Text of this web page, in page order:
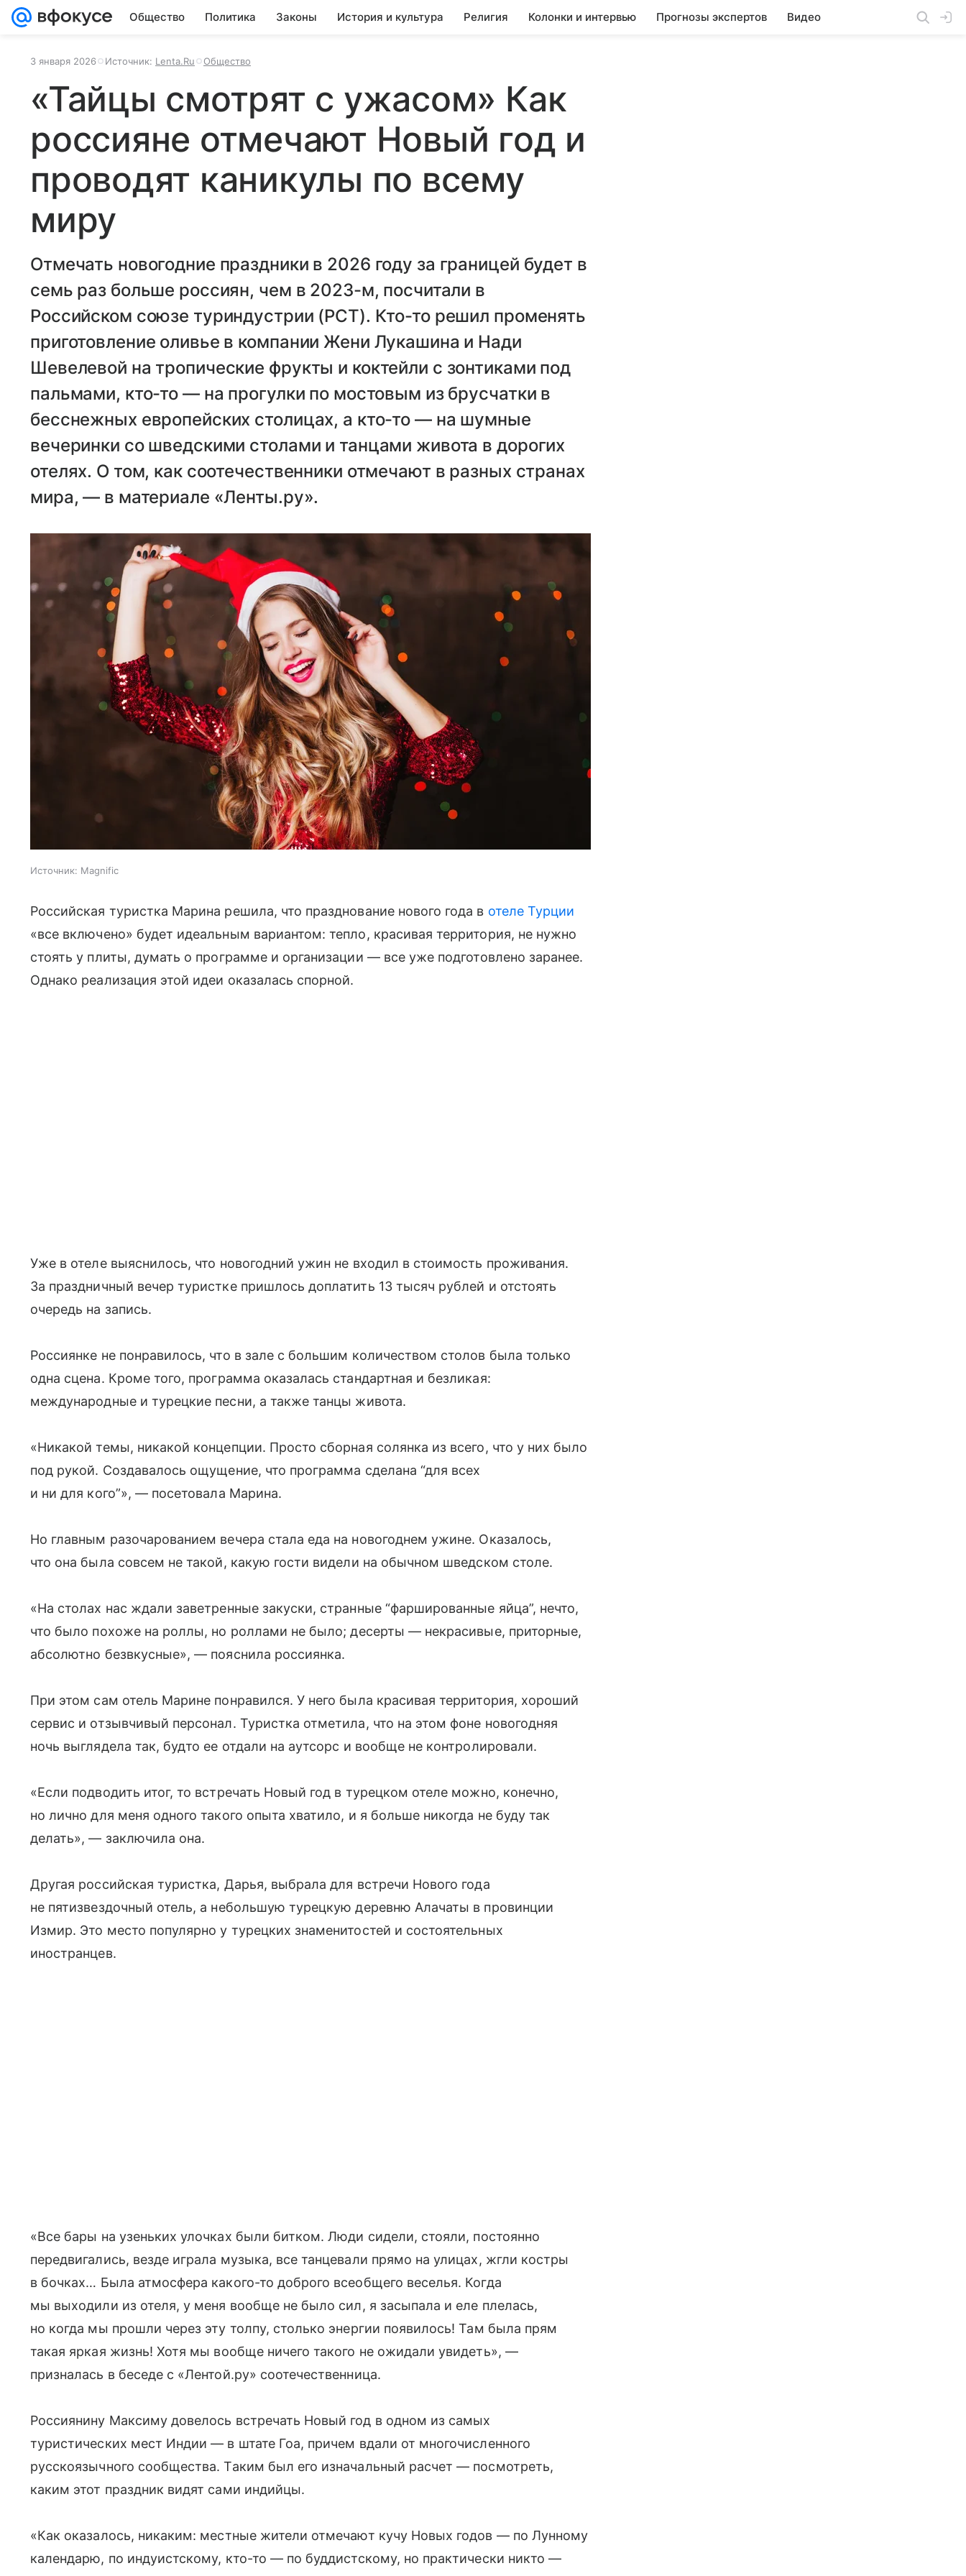
Общество Политика Законы История и культура Религия Колонки и интервью Прогнозы экспертов Видео
3 января 2026 Источник: Lenta.Ru Общество
«Тайцы смотрят с ужасом» Как
россияне отмечают Новый год и
проводят каникулы по всему
миру
Отмечать новогодние праздники в 2026 году за границей будет в
семь раз больше россиян, чем в 2023-м, посчитали в
Российском союзе туриндустрии (РСТ). Кто-то решил променять
приготовление оливье в компании Жени Лукашина и Нади
Шевелевой на тропические фрукты и коктейли с зонтиками под
пальмами, кто-то — на прогулки по мостовым из брусчатки в
бесснежных европейских столицах, а кто-то — на шумные
вечеринки со шведскими столами и танцами живота в дорогих
отелях. О том, как соотечественники отмечают в разных странах
мира, — в материале «Ленты.ру».
Источник: Magnific
Российская туристка Марина решила, что празднование нового года в отеле Турции
«все включено» будет идеальным вариантом: тепло, красивая территория, не нужно
стоять у плиты, думать о программе и организации — все уже подготовлено заранее.
Однако реализация этой идеи оказалась спорной.
Уже в отеле выяснилось, что новогодний ужин не входил в стоимость проживания.
За праздничный вечер туристке пришлось доплатить 13 тысяч рублей и отстоять
очередь на запись.
Россиянке не понравилось, что в зале с большим количеством столов была только
одна сцена. Кроме того, программа оказалась стандартная и безликая:
международные и турецкие песни, а также танцы живота.
«Никакой темы, никакой концепции. Просто сборная солянка из всего, что у них было
под рукой. Создавалось ощущение, что программа сделана “для всех
и ни для кого”», — посетовала Марина.
Но главным разочарованием вечера стала еда на новогоднем ужине. Оказалось,
что она была совсем не такой, какую гости видели на обычном шведском столе.
«На столах нас ждали заветренные закуски, странные “фаршированные яйца”, нечто,
что было похоже на роллы, но роллами не было; десерты — некрасивые, приторные,
абсолютно безвкусные», — пояснила россиянка.
При этом сам отель Марине понравился. У него была красивая территория, хороший
сервис и отзывчивый персонал. Туристка отметила, что на этом фоне новогодняя
ночь выглядела так, будто ее отдали на аутсорс и вообще не контролировали.
«Если подводить итог, то встречать Новый год в турецком отеле можно, конечно,
но лично для меня одного такого опыта хватило, и я больше никогда не буду так
делать», — заключила она.
Другая российская туристка, Дарья, выбрала для встречи Нового года
не пятизвездочный отель, а небольшую турецкую деревню Алачаты в провинции
Измир. Это место популярно у турецких знаменитостей и состоятельных
иностранцев.
«Все бары на узеньких улочках были битком. Люди сидели, стояли, постоянно
передвигались, везде играла музыка, все танцевали прямо на улицах, жгли костры
в бочках… Была атмосфера какого-то доброго всеобщего веселья. Когда
мы выходили из отеля, у меня вообще не было сил, я засыпала и еле плелась,
но когда мы прошли через эту толпу, столько энергии появилось! Там была прям
такая яркая жизнь! Хотя мы вообще ничего такого не ожидали увидеть», —
призналась в беседе с «Лентой.ру» соотечественница.
Россиянину Максиму довелось встречать Новый год в одном из самых
туристических мест Индии — в штате Гоа, причем вдали от многочисленного
русскоязычного сообщества. Таким был его изначальный расчет — посмотреть,
каким этот праздник видят сами индийцы.
«Как оказалось, никаким: местные жители отмечают кучу Новых годов — по Лунному
календарю, по индуистскому, кто-то — по буддистскому, но практически никто —